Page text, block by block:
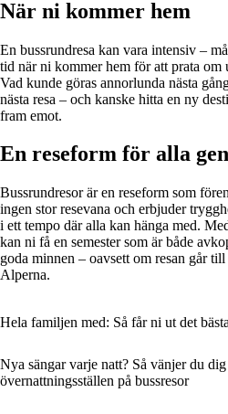
När ni kommer hem
En bussrundresa kan vara intensiv –
tid när ni kommer hem för att prata om
Vad kunde göras annorlunda nästa
nästa resa – och kanske hitta en ny
fram emot.
En reseform för alla
Bussrundresor är en reseform som
ingen stor resevana och erbjuder
i ett tempo där alla kan hänga med.
kan ni få en semester som är både
goda minnen – oavsett om resan går
Alperna.
Hela familjen med: Så får ni ut det
Nya sängar varje natt? Så vänjer du
övernattningsställen på bussresor